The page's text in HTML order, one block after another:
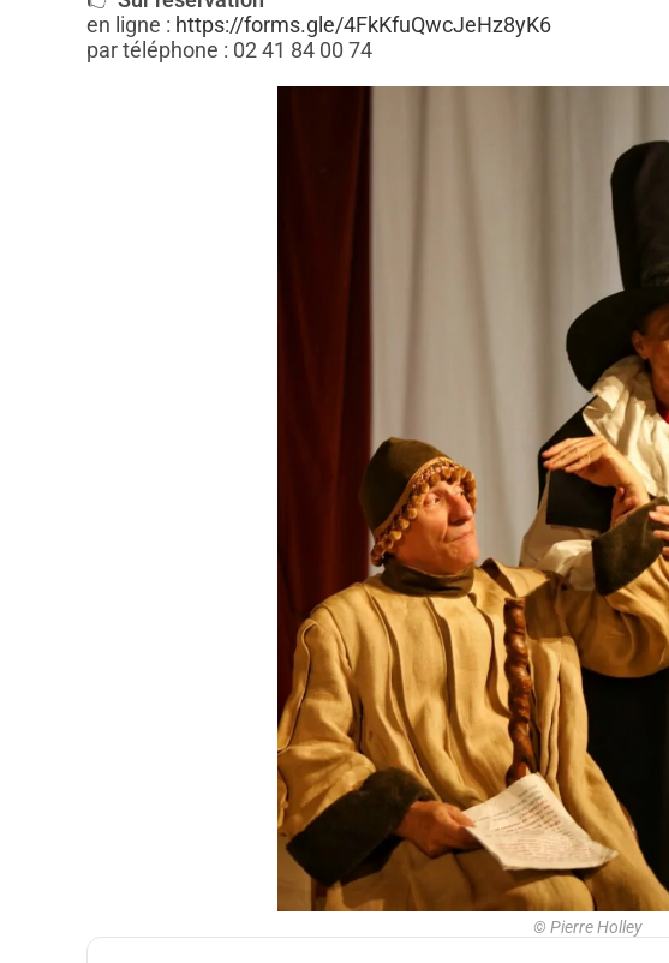
en ligne : https://forms.gle/4FkKfuQwcJeHz8yK6
par téléphone : 02 41 84 00 74
© Pierre Holley